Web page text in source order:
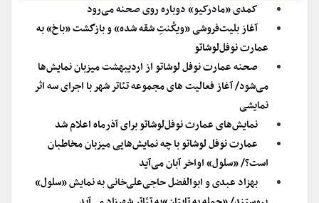
کمدی «مادرکیو» دوباره روی صحنه می‌رود
آغاز بلیت‌فروشی «ویکُنتِ شقه شده» و بازگشت «باخ» به
عمارت نوفل‌لوشاتو
صحنه عمارت نوفل لوشاتو از اردیبهشت میزبان نمایش‌ها
می‌شود/ آغاز فعالیت های مجموعه تئاتر شهر با اجرای سه اثر
نمایشی
نمایش‌های عمارت نوفل‌لوشاتو برای آذرماه اعلام شد
عمارت نوفل لوشاتو با چه نمایش‌هایی میزبان مخاطبان
است؟/ «سلول» اواخر آبان می‌آید
بهزاد عبدی و ابوالفضل حاجی‌علی‌خانی به نمایش «سلول»